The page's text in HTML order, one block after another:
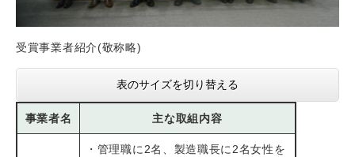
受賞事業者紹介(敬称略)
表のサイズを切り替える
事業者名 主な取組内容
・管理職に2名、製造職長に2名女性を